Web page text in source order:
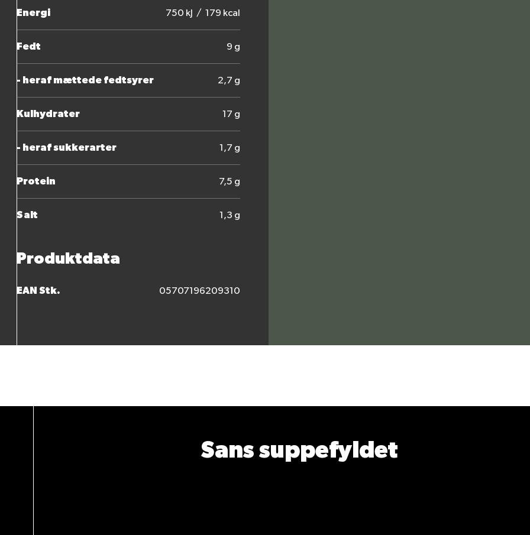
Energi 750 kJ / 179 kcal
Fedt 9 g
- heraf mættede fedtsyrer 2,7 g
Kulhydrater 17 g
- heraf sukkerarter 1,7 g
Protein 7,5 g
Salt 1,3 g
Produktdata
EAN Stk. 05707196209310
Sans suppefyldet